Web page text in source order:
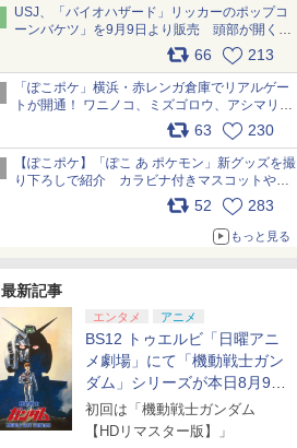
USJ、「バイオハザード」リッカーのポップコ
ーンバケツ」を9月9日より販売 頭部が開く仕
組み。味は恐怖を堪のう「味噌フレーバー」
66 213
「ぽこポケ」横浜・赤レンガ倉庫でリアルゲー
トが開通！ ワニノコ、ミズゴロウ、アシマリ登
場シーンをレポート pic.x.com/LDgEByVl6D
63 230
【ぽこポケ】「ぽこ あ ポケモン」新グッズを撮
り下ろしで紹介 カラビナ付きマスコットやス
52 283
もっと見る
最新記事
エンタメ アニメ
BS12 トゥエルビ「日曜アニ
メ劇場」にて「機動戦士ガン
ダム」シリーズが本日8月9日
から8週連続で放送
初回は「機動戦士ガンダム
【HDリマスター版】」